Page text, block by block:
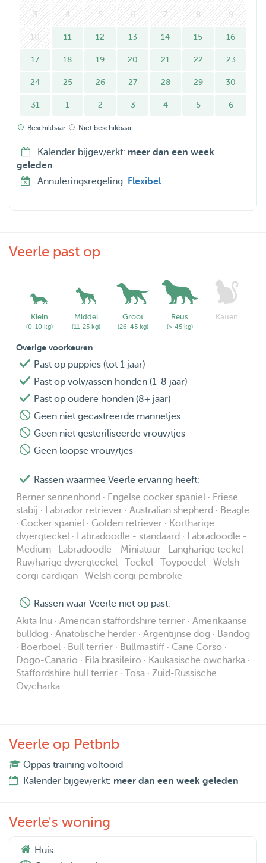
3 4 5 6 7 8 9
10 11 12 13 14 15 16
17 18 19 20 21 22 23
24 25 26 27 28 29 30
31 1 2 3 4 5 6
Beschikbaar Niet beschikbaar
Kalender bijgewerkt: meer dan een week
geleden
Annuleringsregeling: Flexibel
Veerle past op
Klein
(0-10 kg)
Middel
(11-25 kg)
Groot
(26-45 kg)
Reus
(> 45 kg)
Katten
Overige voorkeuren
Past op puppies (tot 1 jaar)
Past op volwassen honden (1-8 jaar)
Past op oudere honden (8+ jaar)
Geen niet gecastreerde mannetjes
Geen niet gesteriliseerde vrouwtjes
Geen loopse vrouwtjes
Rassen waarmee Veerle ervaring heeft:
Berner sennenhond · Engelse cocker spaniel · Friese
stabij · Labrador retriever · Australian shepherd · Beagle
· Cocker spaniel · Golden retriever · Kortharige
dwergteckel · Labradoodle - standaard · Labradoodle -
Medium · Labradoodle - Miniatuur · Langharige teckel ·
Ruwharige dwergteckel · Teckel · Toypoedel · Welsh
corgi cardigan · Welsh corgi pembroke
Rassen waar Veerle niet op past:
Akita Inu · American staffordshire terrier · Amerikaanse
bulldog · Anatolische herder · Argentijnse dog · Bandog
· Boerboel · Bull terrier · Bullmastiff · Cane Corso ·
Dogo-Canario · Fila brasileiro · Kaukasische owcharka ·
Staffordshire bull terrier · Tosa · Zuid-Russische
Owcharka
Veerle op Petbnb
Oppas training voltooid
Kalender bijgewerkt: meer dan een week geleden
Veerle's woning
Huis